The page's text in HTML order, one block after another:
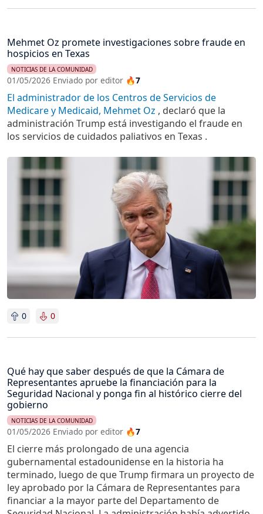
Mehmet Oz promete investigaciones sobre fraude en
hospicios en Texas
NOTICIAS DE LA COMUNIDAD
01/05/2026 Enviado por editor 🔥7
El administrador de los Centros de Servicios de
Medicare y Medicaid, Mehmet Oz , declaró que la
administración Trump está investigando el fraude en
los servicios de cuidados paliativos en Texas .
0 0
Qué hay que saber después de que la Cámara de
Representantes apruebe la financiación para la
Seguridad Nacional y ponga fin al histórico cierre del
gobierno
NOTICIAS DE LA COMUNIDAD
01/05/2026 Enviado por editor 🔥7
El cierre más prolongado de una agencia
gubernamental estadounidense en la historia ha
terminado, luego de que Trump firmara un proyecto de
ley aprobado por la Cámara de Representantes para
financiar a la mayor parte del Departamento de